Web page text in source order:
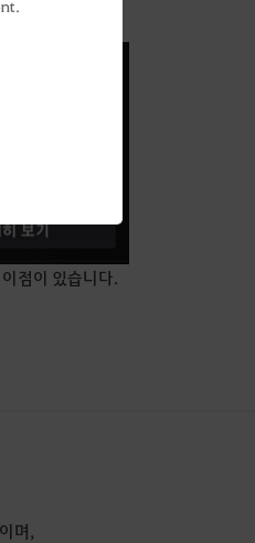
점이 있습니다.
며,